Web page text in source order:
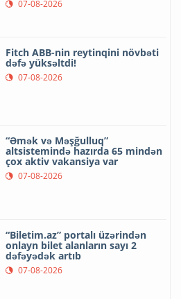
07-08-2026
Fitch ABB-nin reytinqini növbəti
dəfə yüksəltdi!
07-08-2026
“Əmək və Məşğulluq”
altsistemində hazırda 65 mindən
çox aktiv vakansiya var
07-08-2026
“Biletim.az” portalı üzərindən
onlayn bilet alanların sayı 2
dəfəyədək artıb
07-08-2026